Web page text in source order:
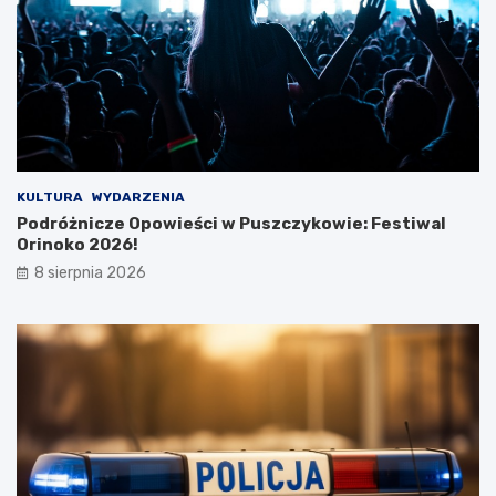
a
m
y
!
y
j
ą
t
k
o
w
e
j
w
y
c
e
z
k
KULTURA WYDARZENIA
Podróżnicze Opowieści w Puszczykowie: Festiwal
Orinoko 2026!
8 sierpnia 2026